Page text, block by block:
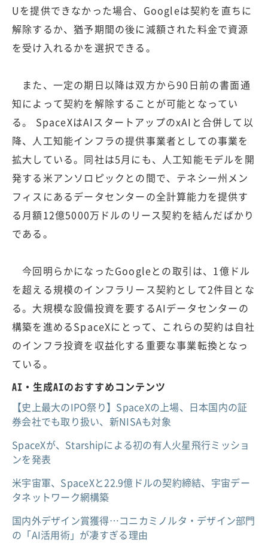
Uを提供できなかった場合、Googleは契約を直ちに
解除するか、猶予期間の後に減額された料金で資源
を受け入れるかを選択できる。
また、一定の期日以降は双方から90日前の書面通
知によって契約を解除することが可能となってい
る。 SpaceXはAIスタートアップのxAIと合併して以
降、人工知能インフラの提供事業者としての事業を
拡大している。同社は5月にも、人工知能モデルを開
発する米アンソロピックとの間で、テネシー州メン
フィスにあるデータセンターの全計算能力を提供す
る月額12億5000万ドルのリース契約を結んだばかり
である。
今回明らかになったGoogleとの取引は、1億ドル
を超える規模のインフラリース契約として2件目とな
る。大規模な設備投資を要するAIデータセンターの
構築を進めるSpaceXにとって、これらの契約は自社
のインフラ投資を収益化する重要な事業転換となっ
ている。
AI・生成AIのおすすめコンテンツ
【史上最大のIPO祭り】SpaceXの上場、日本国内の証
券会社でも取り扱い、新NISAも対象
SpaceXが、Starshipによる初の有人火星飛行ミッショ
ンを発表
米宇宙軍、SpaceXと22.9億ドルの契約締結、宇宙デー
タネットワーク網構築
国内外デザイン賞獲得…コニカミノルタ・デザイン部門
の「AI活用術」が凄すぎる理由